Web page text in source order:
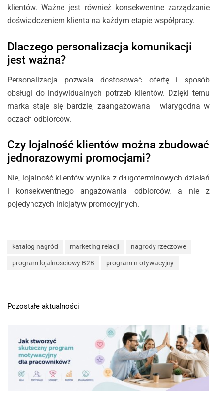
klientów. Ważne jest również konsekwentne zarządzanie
doświadczeniem klienta na każdym etapie współpracy.
Dlaczego personalizacja komunikacji
jest ważna?
Personalizacja pozwala dostosować ofertę i sposób
obsługi do indywidualnych potrzeb klientów. Dzięki temu
marka staje się bardziej zaangażowana i wiarygodna w
oczach odbiorców.
Czy lojalność klientów można zbudować
jednorazowymi promocjami?
Nie, lojalność klientów wynika z długoterminowych działań
i konsekwentnego angażowania odbiorców, a nie z
pojedynczych inicjatyw promocyjnych.
katalog nagród marketing relacji nagrody rzeczowe
program lojalnościowy B2B program motywacyjny
Pozostałe aktualności